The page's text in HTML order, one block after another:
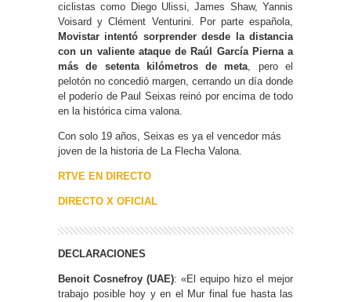
ciclistas como Diego Ulissi, James Shaw, Yannis
Voisard y Clément Venturini. Por parte española,
Movistar intentó sorprender desde la distancia
con un valiente ataque de Raúl García Pierna a
más de setenta kilómetros de meta, pero el
pelotón no concedió margen, cerrando un día donde
el poderío de Paul Seixas reinó por encima de todo
en la histórica cima valona.
Con solo 19 años, Seixas es ya el vencedor más
joven de la historia de La Flecha Valona.
RTVE EN DIRECTO
DIRECTO X OFICIAL
DECLARACIONES
Benoit Cosnefroy (UAE): «El equipo hizo el mejor
trabajo posible hoy y en el Mur final fue hasta las